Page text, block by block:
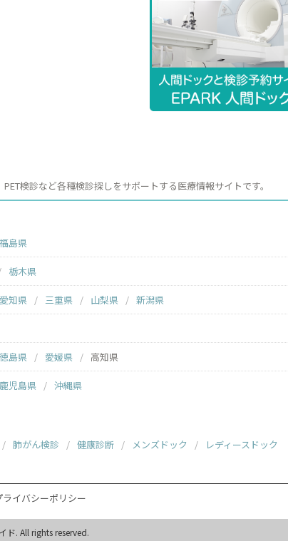
検診など各種検診探しをサポートする医療情報サイトです。
福島県
栃木県
愛知県 三重県 山梨県 新潟県
徳島県 愛媛県 高知県
鹿児島県 沖縄県
肺がん検診 健康診断 メンズドック
レディースドック
ライバシーポリシー
. All rights reserved.